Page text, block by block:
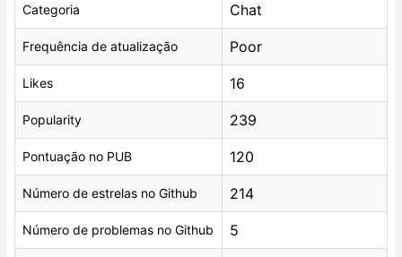
Categoria Chat
Frequência de atualização Poor
Likes 16
Popularity 239
Pontuação no PUB 120
Número de estrelas no Github 214
Número de problemas no Github 5